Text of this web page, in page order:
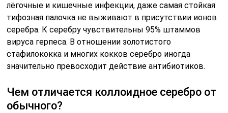
лёгочные и кишечные инфекции, даже самая стойкая
тифозная палочка не выживают в присутствии ионов
серебра. К серебру чувствительны 95% штаммов
вируса герпеса. В отношении золотистого
стафилококка и многих кокков серебро иногда
значительно превосходит действие антибиотиков.
Чем отличается коллоидное серебро от
обычного?